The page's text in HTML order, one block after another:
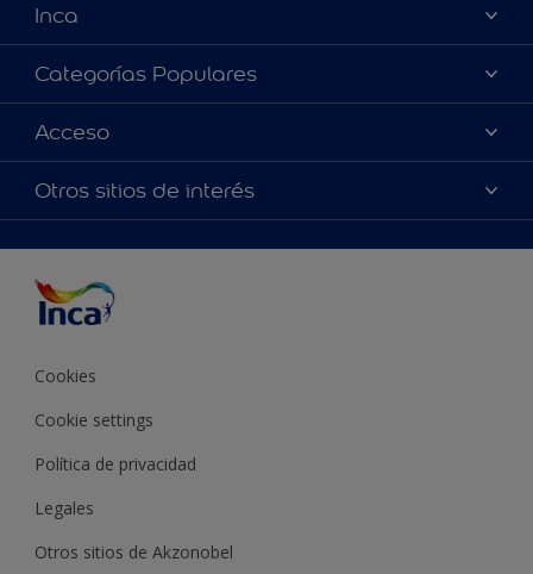
Inca
Acerca de Inca
Contactanos
Encontrá un distribuidor Inca
Categorías Populares
Colores
Productos
Inspiración
Acceso
Accesibilidad
Precisión del color
Otros sitios de interés
Cookies
Cookie settings
Política de privacidad
Legales
Otros sitios de Akzonobel